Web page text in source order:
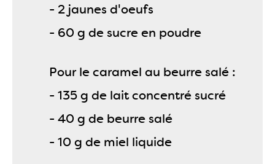
- 2 jaunes d'oeufs
- 60 g de sucre en poudre
Pour le caramel au beurre salé :
- 135 g de lait concentré sucré
- 40 g de beurre salé
- 10 g de miel liquide